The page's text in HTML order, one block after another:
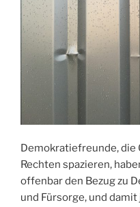
Demokratiefreunde, die
Rechten spazieren,
offenbar den Bezug zu
und Fürsorge, und